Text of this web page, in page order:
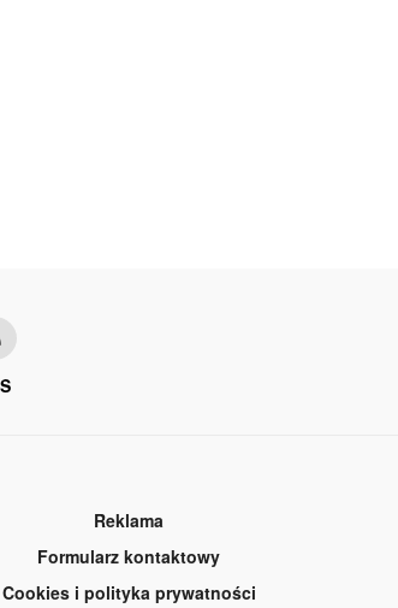
Reklama
Formularz kontaktowy
Cookies i polityka prywatności